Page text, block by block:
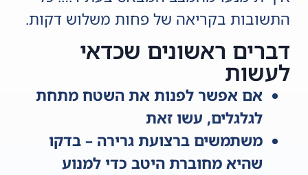
התשובות בקריאה של פחות משלוש דקות.
דברים ראשונים שכדאי
לעשות
אם אפשר לפנות את השטח מתחת
לגלגלים, עשו זאת
משתמשים ברצועת גרירה – בדקו
שהיא מחוברת היטב כדי למנוע